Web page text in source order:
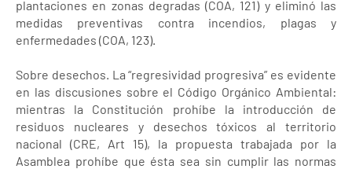
plantaciones en zonas degradas (COA, 121) y eliminó las
medidas preventivas contra incendios, plagas y
enfermedades (COA, 123).
Sobre desechos. La “regresividad progresiva” es evidente
en las discusiones sobre el Código Orgánico Ambiental:
mientras la Constitución prohíbe la introducción de
residuos nucleares y desechos tóxicos al territorio
nacional (CRE, Art 15), la propuesta trabajada por la
Asamblea prohíbe que ésta sea sin cumplir las normas